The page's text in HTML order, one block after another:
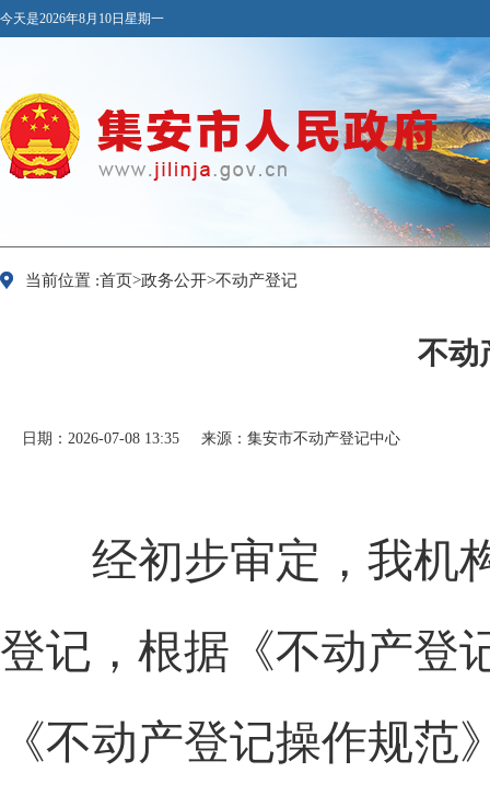
今天是2026年8月10日星期一
当前位置 :首页>政务公开>不动产登记
不动
日期：2026-07-08 13:35 来源：集安市不动产登记中心
经初步审定，我机构
登记，根据《不动产登
《不动产登记操作规